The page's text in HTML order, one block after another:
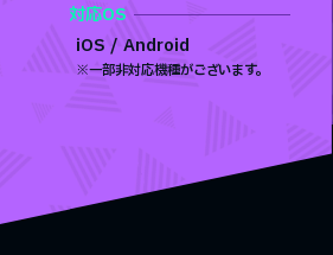
対応OS
iOS / Android
※一部非対応機種がございます。